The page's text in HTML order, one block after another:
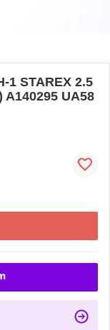
1 STAREX 2.5
A140295 UA58